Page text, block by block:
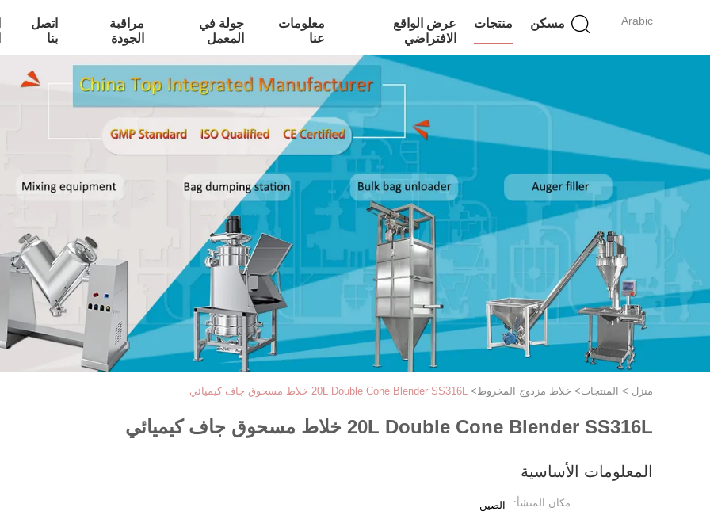
Arabic مسكن منتجات
عرض الواقع
الافتراضي
معلومات
عنا
جولة في
المعمل
مراقبة
الجودة
اتصل
بنا
منزل > المنتجات> خلاط مزدوج المخروط> 20L Double Cone Blender SS316L خلاط مسحوق جاف كيميائي
20L Double Cone Blender SS316L خلاط مسحوق جاف كيميائي
المعلومات الأساسية
مكان المنشأ: الصين